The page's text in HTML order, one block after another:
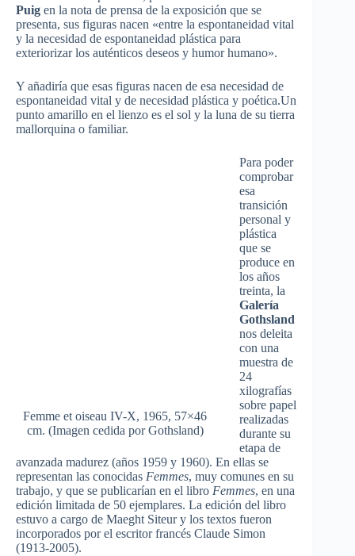
Puig en la nota de prensa de la exposición que se
presenta, sus figuras nacen «entre la espontaneidad vital
y la necesidad de espontaneidad plástica para
exteriorizar los auténticos deseos y humor humano».
Y añadiría que esas figuras nacen de esa necesidad de
espontaneidad vital y de necesidad plástica y poética.Un
punto amarillo en el lienzo es el sol y la luna de su tierra
mallorquina o familiar.
Femme et oiseau IV-X, 1965, 57×46
cm. (Imagen cedida por Gothsland)
Para poder
comprobar
esa
transición
personal y
plástica
que se
produce en
los años
treinta, la
Galería
Gothsland
nos deleita
con una
muestra de
24
xilografías
sobre papel
realizadas
durante su
etapa de
avanzada madurez (años 1959 y 1960). En ellas se
representan las conocidas Femmes, muy comunes en su
trabajo, y que se publicarían en el libro Femmes, en una
edición limitada de 50 ejemplares. La edición del libro
estuvo a cargo de Maeght Siteur y los textos fueron
incorporados por el escritor francés Claude Simon
(1913-2005).